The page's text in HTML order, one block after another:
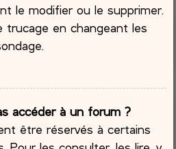
le modifier ou le supprimer.
trucage en changeant les
accéder à un forum ?
être réservés à certains